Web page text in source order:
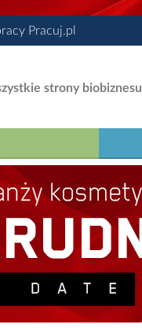
Pracuj.pl
strony biobiznesu